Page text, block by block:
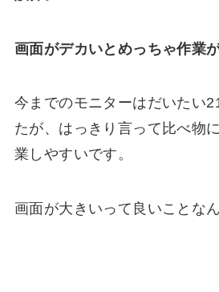
画面がデカいとめっちゃ作業
今までのモニターはだいたい
たが、はっきり言って比べ物
業しやすいです。
画面が大きいって良いことな